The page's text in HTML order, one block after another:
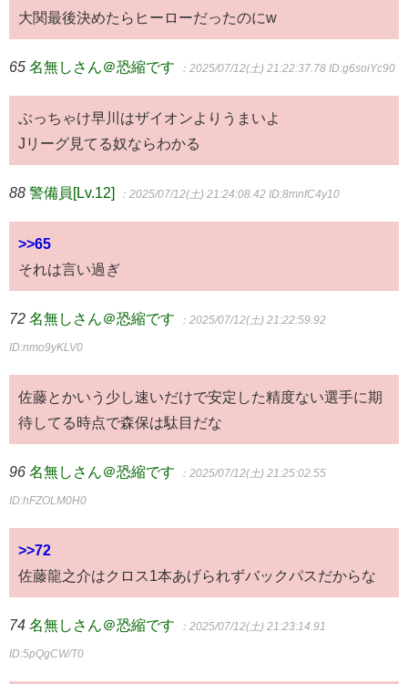
大関最後決めたらヒーローだったのにw
65 名無しさん＠恐縮です ：2025/07/12(土) 21:22:37.78 ID:g6soiYc90
ぶっちゃけ早川はザイオンよりうまいよ
Jリーグ見てる奴ならわかる
88 警備員[Lv.12] ：2025/07/12(土) 21:24:08.42 ID:8mnfC4y10
>>65
それは言い過ぎ
72 名無しさん＠恐縮です ：2025/07/12(土) 21:22:59.92
ID:nmo9yKLV0
佐藤とかいう少し速いだけで安定した精度ない選手に期
待してる時点で森保は駄目だな
96 名無しさん＠恐縮です ：2025/07/12(土) 21:25:02.55
ID:hFZOLM0H0
>>72
佐藤龍之介はクロス1本あげられずバックパスだからな
74 名無しさん＠恐縮です ：2025/07/12(土) 21:23:14.91
ID:5pQgCW/T0